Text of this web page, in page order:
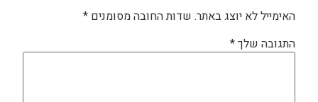
האימייל לא יוצג באתר. שדות החובה מסומנים *
התגובה שלך*